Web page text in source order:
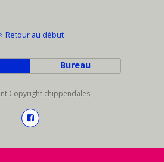
Retour au début
Bureau
Copyright chippendales